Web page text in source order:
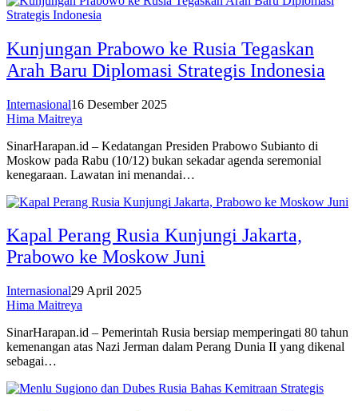
Kunjungan Prabowo ke Rusia Tegaskan
Arah Baru Diplomasi Strategis Indonesia
Internasional16 Desember 2025
Hima Maitreya
SinarHarapan.id – Kedatangan Presiden Prabowo Subianto di
Moskow pada Rabu (10/12) bukan sekadar agenda seremonial
kenegaraan. Lawatan ini menandai…
Kapal Perang Rusia Kunjungi Jakarta,
Prabowo ke Moskow Juni
Internasional29 April 2025
Hima Maitreya
SinarHarapan.id – Pemerintah Rusia bersiap memperingati 80 tahun
kemenangan atas Nazi Jerman dalam Perang Dunia II yang dikenal
sebagai…